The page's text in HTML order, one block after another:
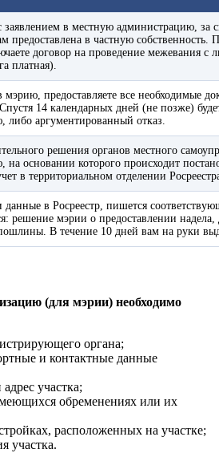
заявлением в местную администрацию, за
предоставлена в частную собственность.
договор на проведение межевания с
платная).
мэрию, предоставляете все необходимые
14 календарных дней (не позже)
либо аргументированный отказ.
решения органов местного
на основании которого происходит
в территориальном отделении
данные в Росреестр, пишется
решение мэрии о предоставлении
В течение 10 дней вам на руки
(для мэрии) необходимо
органа;
и контактные данные
участка;
обременениях или их
расположенных на участке;
участка.